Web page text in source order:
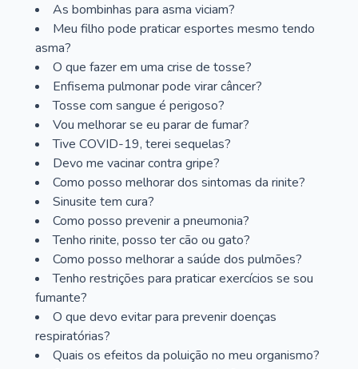
As bombinhas para asma viciam?
Meu filho pode praticar esportes mesmo tendo
asma?
O que fazer em uma crise de tosse?
Enfisema pulmonar pode virar câncer?
Tosse com sangue é perigoso?
Vou melhorar se eu parar de fumar?
Tive COVID-19, terei sequelas?
Devo me vacinar contra gripe?
Como posso melhorar dos sintomas da rinite?
Sinusite tem cura?
Como posso prevenir a pneumonia?
Tenho rinite, posso ter cão ou gato?
Como posso melhorar a saúde dos pulmões?
Tenho restrições para praticar exercícios se sou
fumante?
O que devo evitar para prevenir doenças
respiratórias?
Quais os efeitos da poluição no meu organismo?